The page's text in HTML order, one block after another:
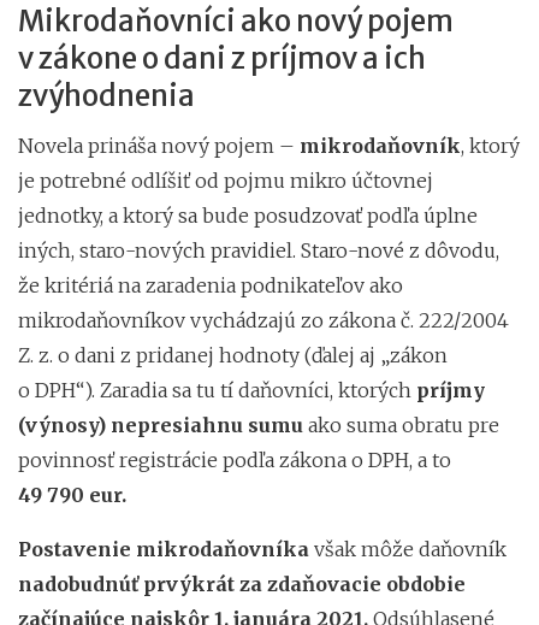
Mikrodaňovníci ako nový pojem
v zákone o dani z príjmov a ich
zvýhodnenia
Novela prináša nový pojem – mikrodaňovník, ktorý
je potrebné odlíšiť od pojmu mikro účtovnej
jednotky, a ktorý sa bude posudzovať podľa úplne
iných, staro-nových pravidiel. Staro-nové z dôvodu,
že kritériá na zaradenia podnikateľov ako
mikrodaňovníkov vychádzajú zo zákona č. 222/2004
Z. z. o dani z pridanej hodnoty (ďalej aj „zákon
o DPH“). Zaradia sa tu tí daňovníci, ktorých príjmy
(výnosy) nepresiahnu sumu ako suma obratu pre
povinnosť registrácie podľa zákona o DPH, a to
49 790 eur.
Postavenie mikrodaňovníka však môže daňovník
nadobudnúť prvýkrát za zdaňovacie obdobie
začínajúce najskôr 1. januára 2021. Odsúhlasené